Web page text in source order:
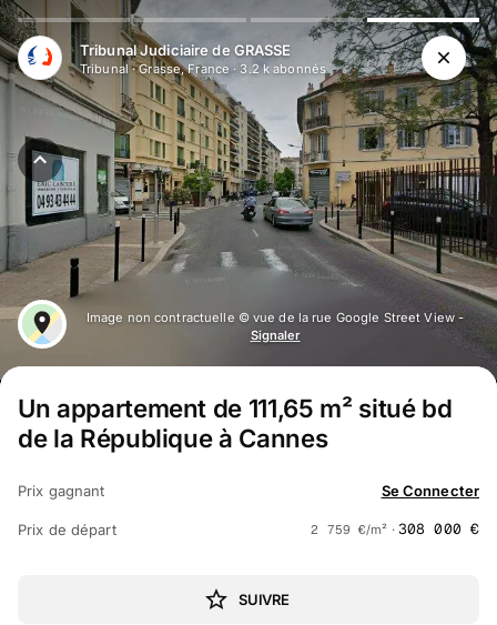
Tribunal Judiciaire de GRASSE
Tribunal ·Grasse, France · 3.2 k abonnés
Image non contractuelle © vue de la rue Google Street View -
Signaler
Un appartement de 111,65 m² situé bd
de la République à Cannes
Prix gagnant Se Connecter
Prix de départ 2 759 €/m² · 308 000 €
SUIVRE